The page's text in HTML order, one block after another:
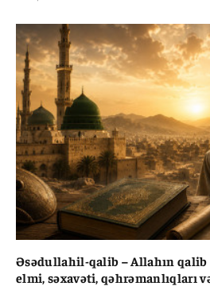
Əsədullahil-qalib – Allahın
elmi, səxavəti, qəhrəmanlıqları